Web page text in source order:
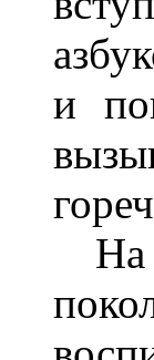
и
На